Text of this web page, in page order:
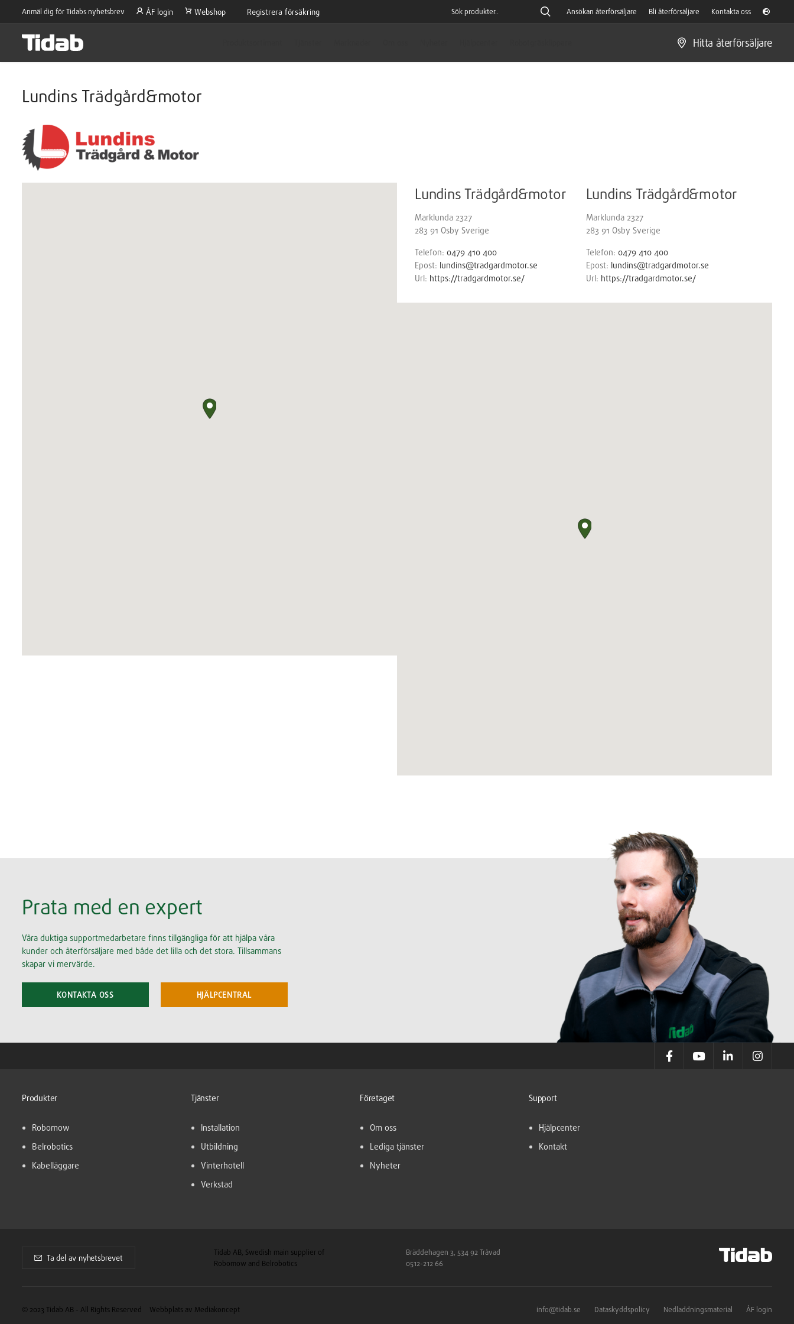
Anmäl dig för Tidabs nyhetsbrev ÅF login Webshop Registrera försäkring Ansökan återförsäljare Bli återförsäljare Kontakta oss
Hitta återförsäljare
Lundins Trädgård&motor
Lundins Trädgård&motor
Marklunda 2327
283 91 Osby Sverige
Telefon: 0479 410 400
Epost: lundins@tradgardmotor.se
Url: https://tradgardmotor.se/
Lundins Trädgård&motor
Marklunda 2327
283 91 Osby Sverige
Telefon: 0479 410 400
Epost: lundins@tradgardmotor.se
Url: https://tradgardmotor.se/
Prata med en expert
Våra duktiga supportmedarbetare finns tillgängliga för att hjälpa våra
kunder och återförsäljare med både det lilla och det stora. Tillsammans
skapar vi mervärde.
KONTAKTA OSS HJÄLPCENTRAL
Produkter
Robomow
Belrobotics
Kabelläggare
Tjänster
Installation
Utbildning
Vinterhotell
Verkstad
Företaget
Om oss
Lediga tjänster
Nyheter
Support
Hjälpcenter
Kontakt
Ta del av nyhetsbrevet
Tidab AB, Swedish main supplier of
Robomow and Belrobotics
Bräddehagen 3, 534 92 Tråvad
0512-212 66
© 2023 Tidab AB - All Rights Reserved Webbplats av Mediakoncept info@tidab.se Dataskyddspolicy Nedladdningsmaterial ÅF login